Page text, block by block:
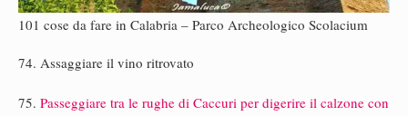
101 cose da fare in Calabria – Parco Archeologico Scolacium
74. Assaggiare il vino ritrovato
75. Passeggiare tra le rughe di Caccuri per digerire il calzone con